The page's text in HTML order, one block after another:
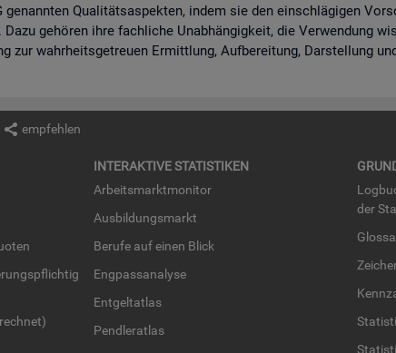
ge­nann­ten Qua­li­täts­as­pek­ten, indem sie den ein­schlä­gi­gen
ge­hö­ren ihre fach­li­che Un­ab­hän­gig­keit, die Ver­wen­dung
zur wahr­heits­ge­treu­en Er­mitt­lung, Auf­be­rei­tung, Dar­stel­lung
empfehlen
IN­TER­AK­TI­VE STA­TIS­TI­KEN
Ar­beits­markt­mo­ni­tor
Aus­bil­dungs­markt
Be­ru­fe auf einen Blick
Eng­pass­ana­ly­se
Ent­gel­t­at­las
Pend­ler­at­las
der